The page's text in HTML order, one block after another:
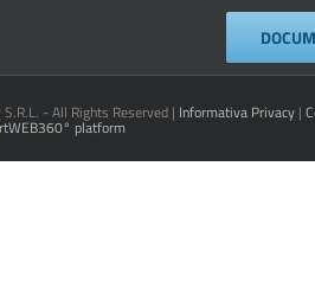
S.R.L. - All Rights Reserved | Informativa Privacy |
platform